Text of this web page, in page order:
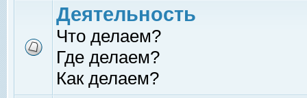
Деятельность
Что делаем?
Где делаем?
Как делаем?